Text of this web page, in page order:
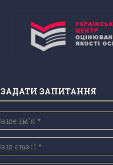
ЗАДАТИ ЗАПИТАННЯ